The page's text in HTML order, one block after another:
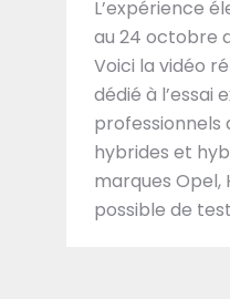
L’expérience
au 24 octobre
Voici la vidéo
dédié à l’essai
professionnels
hybrides et
marques Opel,
possible de